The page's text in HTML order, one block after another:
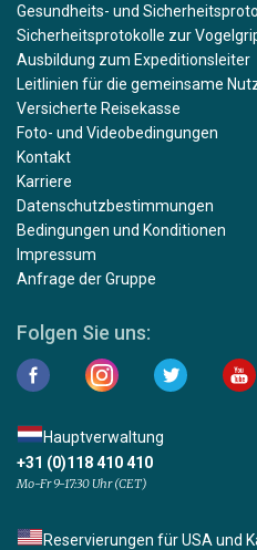
Gesundheits- und
Sicherheitsprotokolle zur
Ausbildung zum Expeditionsleiter
Leitlinien für die gemeinsame
Versicherte Reisekasse
Foto- und Videobedingungen
Kontakt
Karriere
Datenschutzbestimmungen
Bedingungen und Konditionen
Impressum
Anfrage der Gruppe
Folgen Sie uns:
Hauptverwaltung
+31 (0)118 410 410
Mo-Fr 9-17:30 Uhr (CET)
Reservierungen für USA und